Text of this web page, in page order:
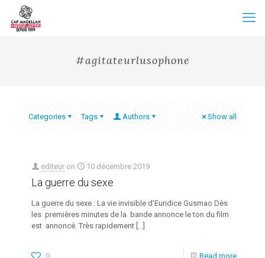
#agitateurlusophone
Categories Tags Authors Show all
editeur on 10 décembre 2019
La guerre du sexe
La guerre du sexe : La vie invisible d’Euridice Gusmao Dès
les premières minutes de la bande annonce le ton du film
est annoncé. Très rapidement […]
0 Read more